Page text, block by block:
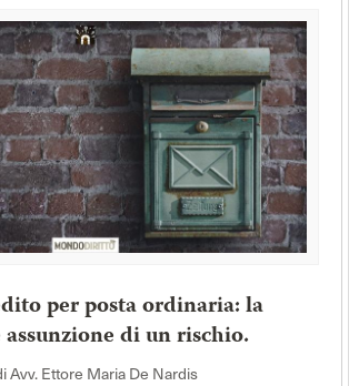
per posta ordinaria: la
di un rischio.
Avv. Ettore Maria De Nardis